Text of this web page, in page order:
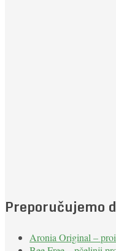
Preporučujemo
Aronia Original –